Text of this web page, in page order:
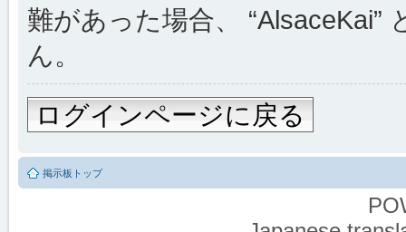
難があった場合、 “AlsaceKai”
ん。
ログインページに戻る
掲示板トップ